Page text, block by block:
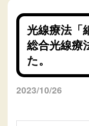
光線療法「
総合光線療
た。
2023/10/26